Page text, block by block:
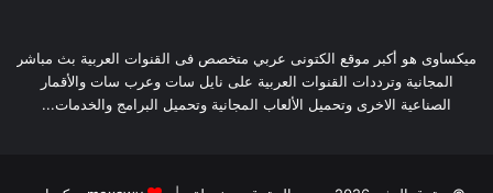
ميكساوى هو أكبر موقع الكتونى عربي متخصص فى القنوات العربية بث مباشر
المجانية وترددات القنوات العربية على نايل سات وعرب سات والأقمار
الصناعية الاخرى وتحميل الألعاب المجانية وتحميل البرامج والخدمات...